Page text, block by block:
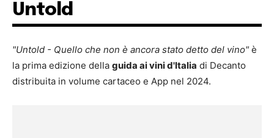
Untold
"Untold - Quello che non è ancora stato detto del vino" è
la prima edizione della guida ai vini d'Italia di Decanto
distribuita in volume cartaceo e App nel 2024.